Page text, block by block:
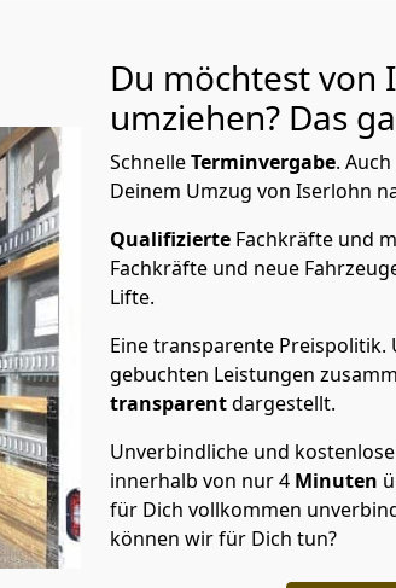
Du möchtest von
umziehen? Das
SchnelleTerminvergabe.
Deinem Umzug von Iserlohn
Qualifizierte Fachkräfte und
Fachkräfte und neue
Lifte.
Eine transparente Preispolitik.
gebuchten Leistungen
transparentdargestellt.
Unverbindliche und
innerhalb von nur4 Minuten
für Dich vollkommen
können wir für Dich tun?